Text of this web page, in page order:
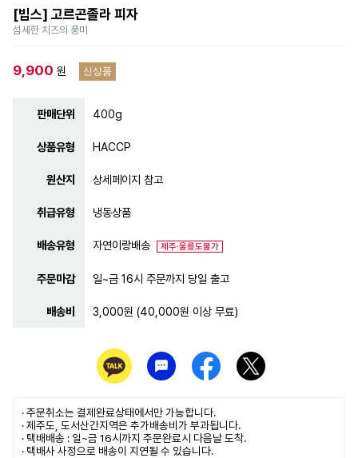
[빕스] 고르곤졸라 피자
섬세한 치즈의 풍미
9,900 원 신상품
판매단위 400g
상품유형 HACCP
원산지 상세페이지 참고
취급유형 냉동상품
배송유형 자연이랑배송 제주·울릉도불가
주문마감 일~금 16시 주문까지 당일 출고
배송비 3,000원 (40,000원 이상 무료)
· 주문취소는 결제완료상태에서만 가능합니다.
· 제주도, 도서산간지역은 추가배송비가 부과됩니다.
· 택배배송 : 일~금 16시까지 주문완료시 다음날 도착.
· 택배사 사정으로 배송이 지연될 수 있습니다.